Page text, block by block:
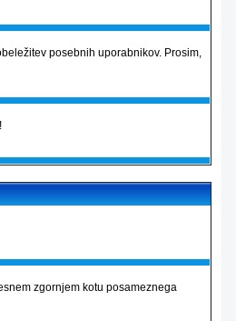
posebnih uporabnikov. Prosim,
zgornjem kotu posameznega